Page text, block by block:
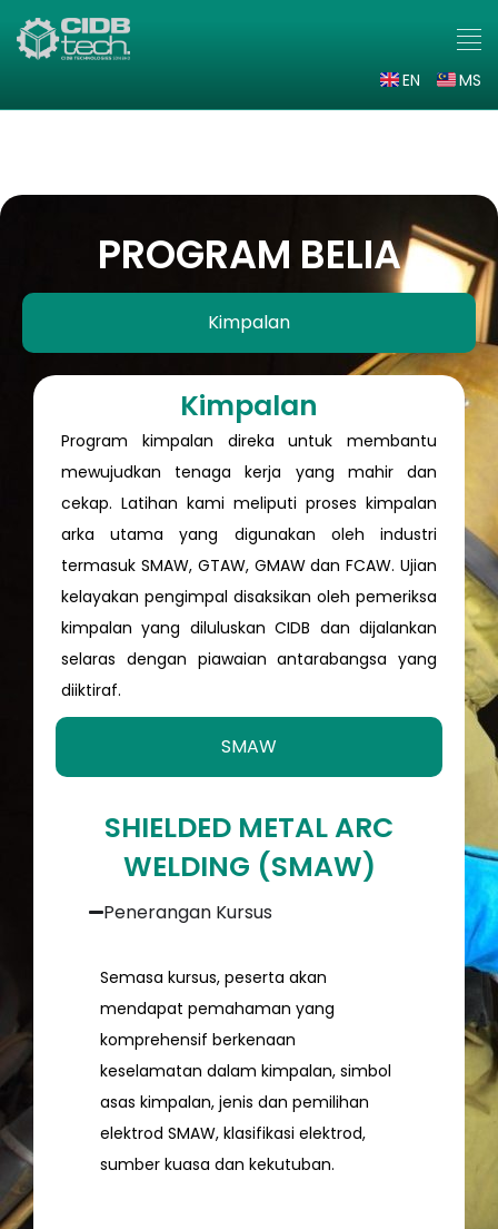
EN MS
PROGRAM BELIA
Kimpalan
Kimpalan
Program kimpalan direka untuk membantu
mewujudkan tenaga kerja yang mahir dan
cekap. Latihan kami meliputi proses kimpalan
arka utama yang digunakan oleh industri
termasuk SMAW, GTAW, GMAW dan FCAW. Ujian
kelayakan pengimpal disaksikan oleh pemeriksa
kimpalan yang diluluskan CIDB dan dijalankan
selaras dengan piawaian antarabangsa yang
diiktiraf.
SMAW
SHIELDED METAL ARC
WELDING (SMAW)
Penerangan Kursus
Semasa kursus, peserta akan
mendapat pemahaman yang
komprehensif berkenaan
keselamatan dalam kimpalan, simbol
asas kimpalan, jenis dan pemilihan
elektrod SMAW, klasifikasi elektrod,
sumber kuasa dan kekutuban.